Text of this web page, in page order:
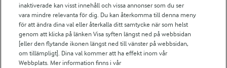
Arla webbshop
Bildbank
Följ oss
inaktiverade kan visst innehåll och vissa annonser som du ser
vara mindre relevanta för dig. Du kan återkomma till denna meny
för att ändra dina val eller återkalla ditt samtycke när som helst
genom att klicka på länken Visa syften längst ned på webbsidan
[eller den flytande ikonen längst ned till vänster på webbsidan,
om tillämpligt]. Dina val kommer att ha effekt inom vår
Webbplats. Mer information finns i vår